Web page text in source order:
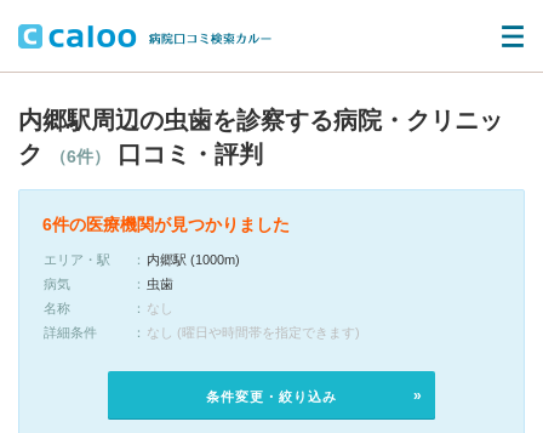
内郷駅周辺の虫歯を診察する病院・クリニッ
ク
（6件） 口コミ・評判
6件の医療機関が見つかりました
エリア・駅
内郷駅 (1000m)
病気
虫歯
名称
なし
詳細条件
なし (曜日や時間帯を指定できます)
条件変更・絞り込み